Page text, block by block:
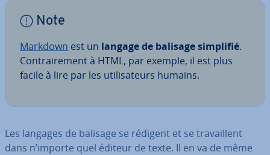
Note
Markdown est un langage de balisage simplifié.
Con­trai­re­ment à HTML, par exemple, il est plus
facile à lire par les uti­li­sa­teurs humains.
Les langages de balisage se rédigent et se tra­vail­lent
dans n’importe quel éditeur de texte. Il en va de même